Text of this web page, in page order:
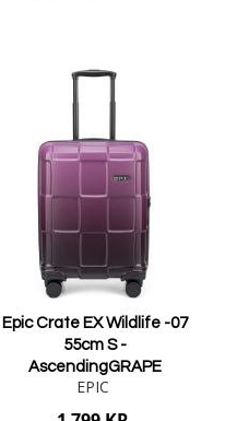
Epic Crate EX Wildlife -07
55cm S -
AscendingGRAPE
EPIC